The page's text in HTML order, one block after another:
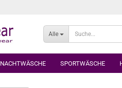
Alle
NACHTWÄSCHE SPORTWÄSCHE